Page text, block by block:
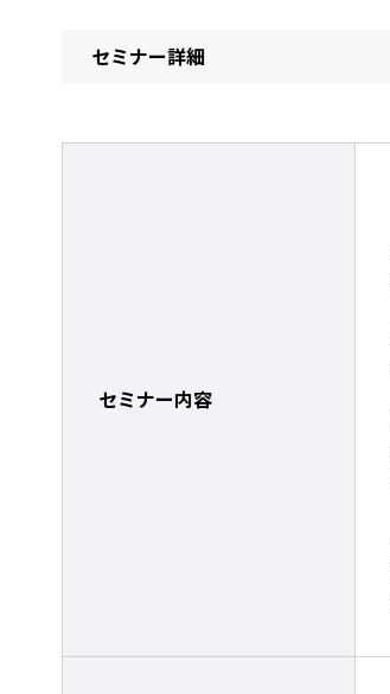
セミナー詳細
セミナー内容